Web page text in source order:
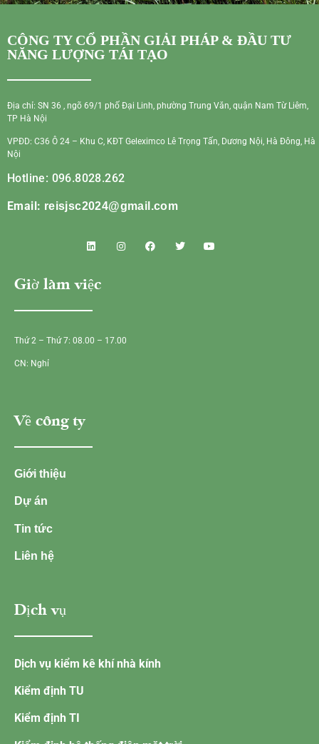
CÔNG TY CỔ PHẦN GIẢI PHÁP & ĐẦU TƯ
NĂNG LƯỢNG TÁI TẠO
Địa chỉ: SN 36 , ngõ 69/1 phố Đại Linh, phường Trung Văn, quận Nam Từ Liêm,
TP Hà Nội
VPĐD: C36 Ô 24 – Khu C, KĐT Geleximco Lê Trọng Tấn, Dương Nội, Hà Đông, Hà
Nội
Hotline: 096.8028.262
Email: reisjsc2024@gmail.com
Giờ làm việc
Thứ 2 – Thứ 7: 08.00 – 17.00
CN: Nghỉ
Về công ty
Giới thiệu
Dự án
Tin tức
Liên hệ
Dịch vụ
Dịch vụ kiểm kê khí nhà kính
Kiểm định TU
Kiểm định TI